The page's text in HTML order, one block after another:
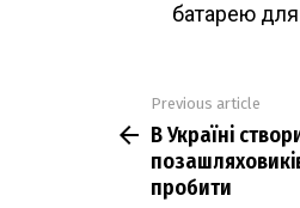
батарею
more
Previous article
В Україні
пробити